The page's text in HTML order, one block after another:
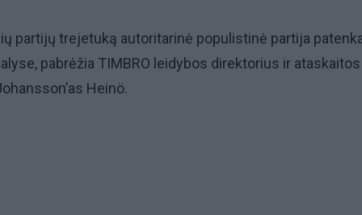
partijų trejetuką autoritarinė populistinė partija
pabrėžia TIMBRO leidybos direktorius ir ataskaitos
Heinö.